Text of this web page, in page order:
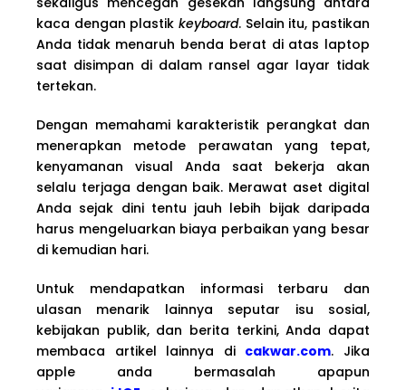
kaca dengan plastik keyboard. Selain itu, pastikan
Anda tidak menaruh benda berat di atas laptop
saat disimpan di dalam ransel agar layar tidak
tertekan.
Dengan memahami karakteristik perangkat dan
menerapkan metode perawatan yang tepat,
kenyamanan visual Anda saat bekerja akan
selalu terjaga dengan baik. Merawat aset digital
Anda sejak dini tentu jauh lebih bijak daripada
harus mengeluarkan biaya perbaikan yang besar
di kemudian hari.
Untuk mendapatkan informasi terbaru dan
ulasan menarik lainnya seputar isu sosial,
kebijakan publik, dan berita terkini, Anda dapat
membaca artikel lainnya di cakwar.com. Jika
apple anda bermasalah apapun